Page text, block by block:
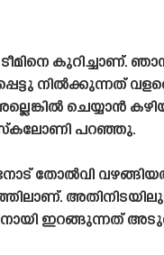
ചെയ്യാൻ
സ്‌കലോണി പറഞ്ഞു.
തോൽവി
ഇറങ്ങുന്നത്